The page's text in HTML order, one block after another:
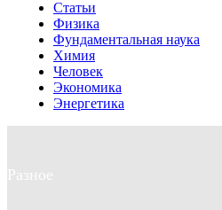
Статьи
Физика
Фундаментальная наука
Химия
Человек
Экономика
Энергетика
Разное